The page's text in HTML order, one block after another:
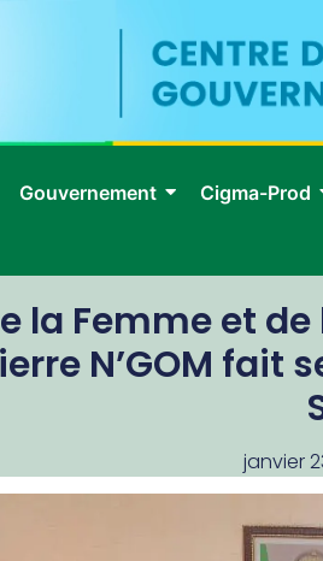
Gouvernement Cigma-Prod
la Femme et
N’GOM
janvier